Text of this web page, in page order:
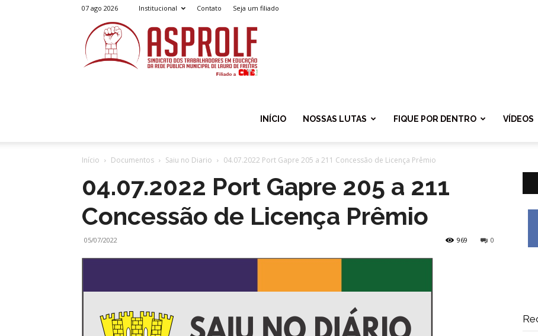
07 ago 2026 Institucional Contato Seja um filiado
INÍCIO NOSSAS LUTAS FIQUE POR DENTRO VÍDEOS
Início Documentos Saiu no Diario 04.07.2022 Port Gapre 205 a 211 Concessão de Licença Prêmio
04.07.2022 Port Gapre 205 a 211
Concessão de Licença Prêmio
05/07/2022 0
969